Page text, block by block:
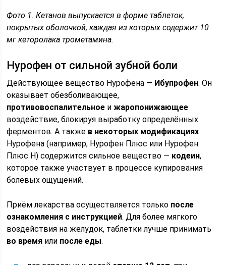
Фото 1. Кетанов выпускается в форме таблеток,
покрытых оболочкой, каждая из которых содержит 10
мг кеторолака трометамина.
Нурофен от сильной зубной боли
Действующее вещество Нурофена — Ибупрофен. Он
оказывает обезболивающее,
противовоспалительное ижаропонижающее
воздействие, блокируя выработку определённых
ферментов. А также в некоторых модификациях
Нурофена (например, Нурофен Плюс или Нурофен
Плюс Н) содержится сильное вещество — кодеин,
которое также участвует в процессе купирования
болевых ощущений.
Приём лекарства осуществляется только после
ознакомления с инструкцией. Для более мягкого
воздействия на желудок, таблетки лучше принимать
во время или после еды.